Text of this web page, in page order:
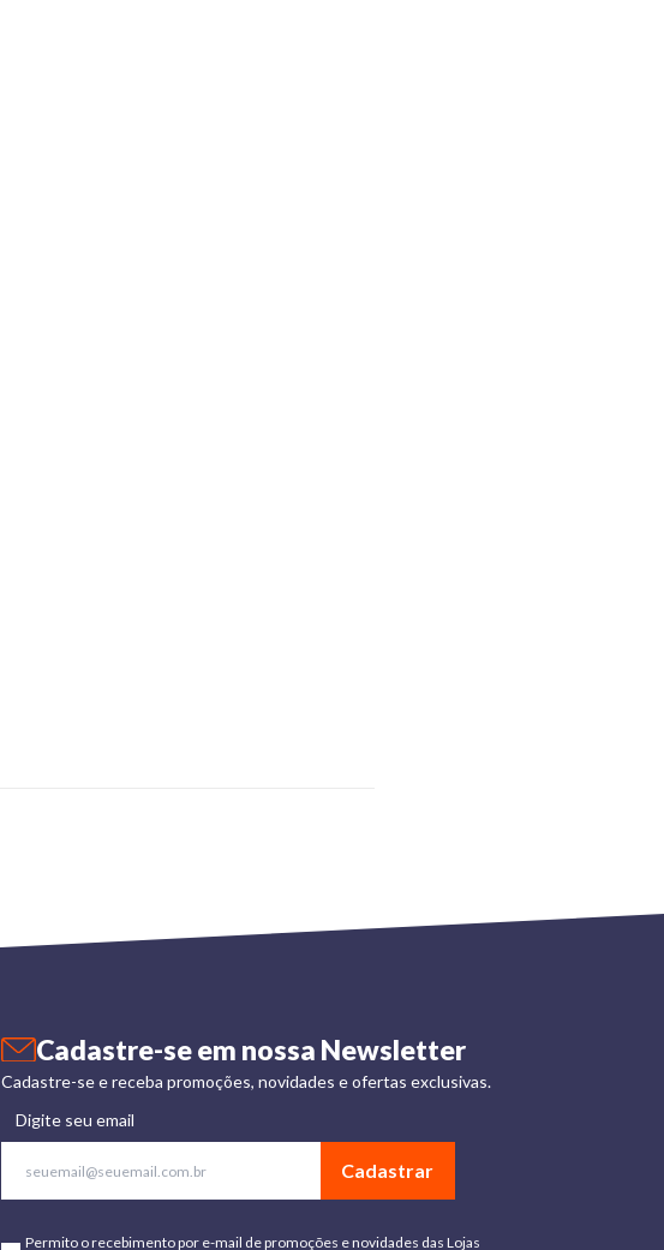
Cadastre-se em nossa Newsletter
Cadastre-se e receba promoções, novidades e ofertas exclusivas.
Digite seu email
Cadastrar
Permito o recebimento por e-mail de promoções e novidades das Lojas